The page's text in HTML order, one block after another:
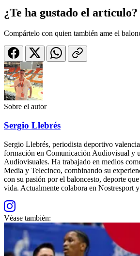
¿Te ha gustado el artículo?
Compártelo con quien también ame el
Sobre el autor
Sergio Llebrés
Sergio Llebrés, periodista deportivo
formación en Comunicación Audiovisual y
Audiovisuales. Ha trabajado en medios
Media y Telecinco, combinando su
con su pasión por el baloncesto, deporte
vida. Actualmente colabora en Nostresport
Véase también: